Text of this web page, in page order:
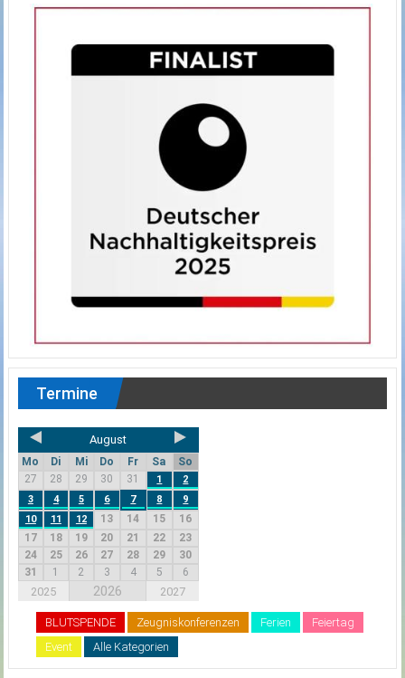
Termine
August
Mo Di Mi Do Fr Sa
So
27
28 29 30 31 1
2
3
4 5 6 7 8
9
10
11 12 13 14 15
16
17
18 19 20 21 22
23
24
25 26 27 28 29
30
31
1 2 3 4 5 6
2025 2026 2027
BLUTSPENDE Zeugniskonferenzen Ferien
Feiertag
Event
Alle Kategorien